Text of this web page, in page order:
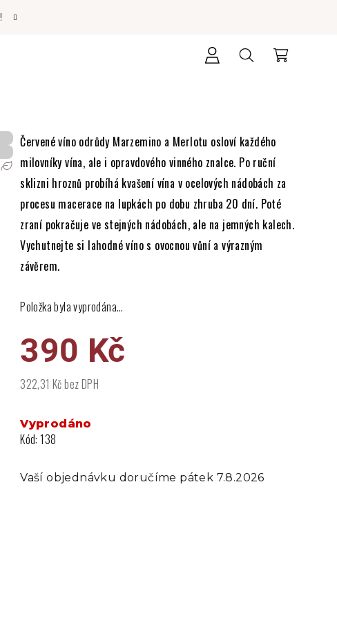
Červené víno odrůdy Marzemino a Merlotu osloví každého
milovníky vína, ale i opravdového vinného znalce. Po ruční
sklizni hroznů probíhá kvašení vína v ocelových nádobách za
procesu macerace na lupkách po dobu zhruba 20 dní. Poté
zraní pokračuje ve stejných nádobách, ale na jemných kalech.
Vychutnejte si lahodné víno s ovocnou vůní a výrazným
závěrem.
Položka byla vyprodána…
390 Kč
322,31 Kč bez DPH
cena:
Vyprodáno
Kód: 138
Vaší objednávku doručíme pátek 7.8.2026